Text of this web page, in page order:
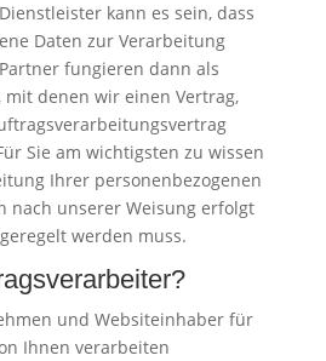
kann es sein, dass
Daten zur Verarbeitung
fungieren dann als
denen wir einen Vertrag,
Sie am wichtigsten zu wissen
Ihrer personenbezogenen
nach unserer Weisung erfolgt
werden muss.
und Websiteinhaber für
Ihnen verarbeiten